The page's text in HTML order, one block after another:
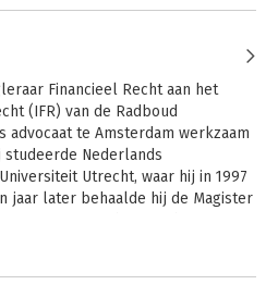
Financieel Recht aan het
(IFR) van de Radboud
advocaat te Amsterdam werkzaam
Nederlands
Utrecht, waar hij in 1997
jaar later behaalde hij de Magister